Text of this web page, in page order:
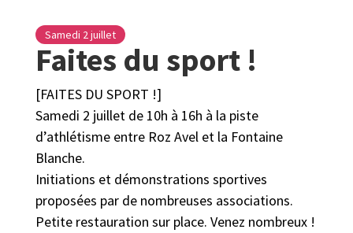
Samedi 2 juillet
Faites du sport !
[FAITES DU SPORT !]
Samedi 2 juillet de 10h à 16h à la piste
d’athlétisme entre Roz Avel et la Fontaine
Blanche.
Initiations et démonstrations sportives
proposées par de nombreuses associations.
Petite restauration sur place. Venez nombreux !